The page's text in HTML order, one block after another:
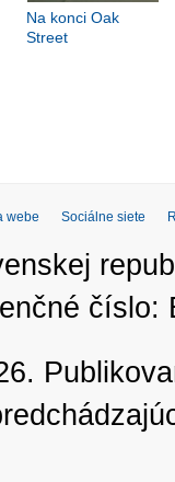
Na konci Oak
Street
webe Sociálne siete
číslo: